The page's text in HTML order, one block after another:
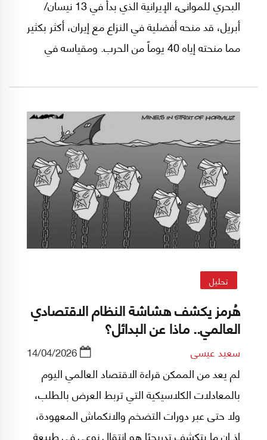
البحري للموانىء الإيرانية الذي بدأ في 13 نيسان/
أبريل، قد منحه أفضلية في النزاع مع إيران، أكثر بكثير
مما منحته إياه 40 يوماً من الحرب. ومقياسه في
مع طهران، يُلبي تقريباً معظم المطالب الأميركي،
غير أن هذا الحصار جعل طهران تلجأ مجدداً إلى ورقة
تحليل
هُرمز يكشف هشاشة النظام الاقتصادي
العالمي.. ماذا عن البدائل؟
سعيد عيسى 14/04/2026
لم يعد من الممكن قراءة الاقتصاد العالمي اليوم
بالمعادلات الكلاسيكية التي تربط العرض بالطلب،
ولا حتى عبر دورات التضخم والانكماش المعهودة،
إذ إن ما يتكشف تدريجيًا هو انتقال نوعي في طبيعة